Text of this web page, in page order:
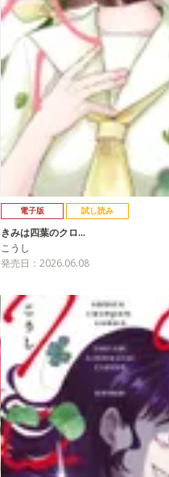
電子版 試し読み
きみは四葉のクロ…
こうし
発売日：2026.06.08